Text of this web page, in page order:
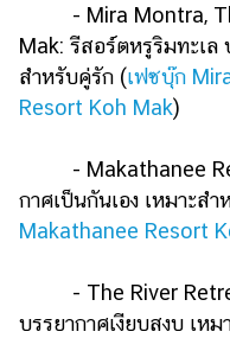
- Mira Montra,
Mak: รีสอร์ตหรูริมทะเล
สำหรับคู่รัก (เฟซบุ๊ก
Resort Koh Mak)
- Makathanee
กาศเป็นกันเอง เหมาะส
Makathanee Resort
- The River
บรรยากาศเงียบสงบ เห